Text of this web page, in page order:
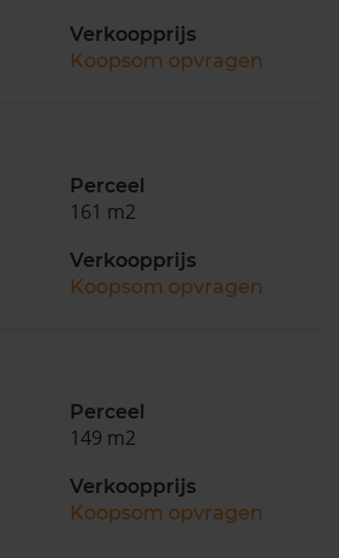
Verkoopprijs
Koopsom opvragen
Perceel
161 m2
Verkoopprijs
Koopsom opvragen
Perceel
149 m2
Verkoopprijs
Koopsom opvragen